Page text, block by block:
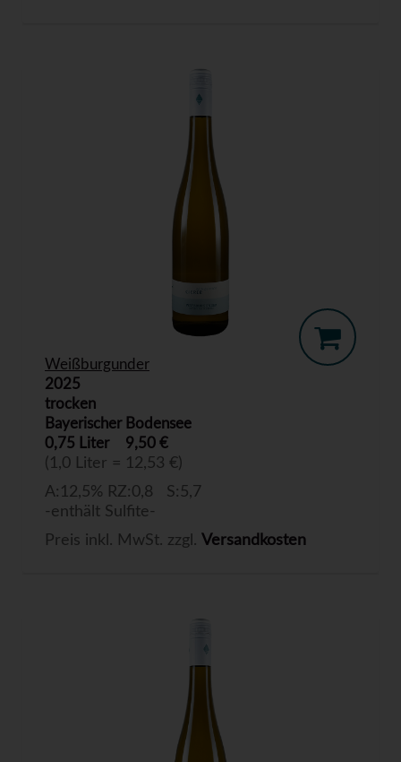
Weißburgunder
2025
trocken
Bayerischer Bodensee
0,75 Liter
9,50 €
(1,0 Liter = 12,53 €)
A:12,5% RZ:0,8 S:5,7
-enthält Sulfite-
Preis inkl. MwSt. zzgl. Versandkosten